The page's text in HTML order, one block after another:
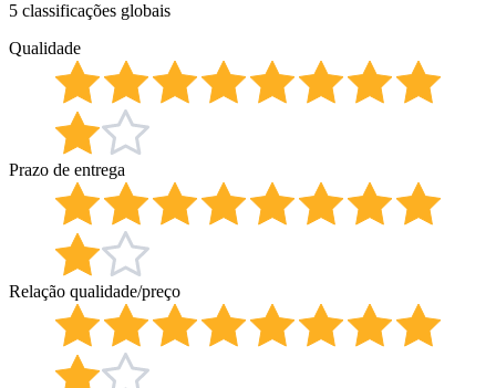
5 classificações globais
Qualidade
Prazo de entrega
Relação qualidade/preço